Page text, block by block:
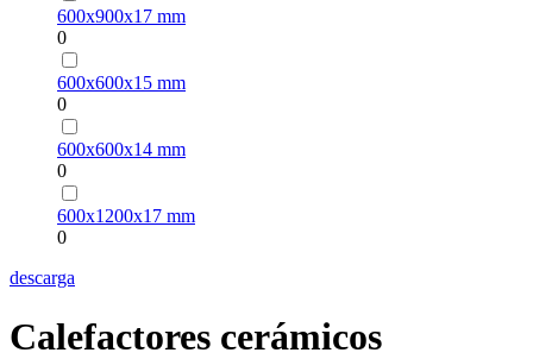
600х900х17 mm
0
600х600х15 mm
0
600х600х14 mm
0
600х1200х17 mm
0
descarga
Calefactores cerámicos